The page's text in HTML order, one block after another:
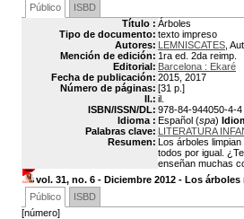
Público
ISBD
Título : Árboles
Tipo de documento: texto impreso
Autores: LEMNISCATES ,
Mención de edición: 1ra ed. 2da reimp.
Editorial: Barcelona : Ekaré
Fecha de publicación: 2015, 2017
Número de páginas: [31 p.]
Il.: il.
ISBN/ISSN/DL: 978-84-944050-4-4
Idioma : Español (spa)
Palabras clave: LITERATURA
Resumen: Los árboles
todos por igual.
enseñan muchas
vol. 31, no. 6 - Diciembre 2012 - Los
Público
ISBD
[número]